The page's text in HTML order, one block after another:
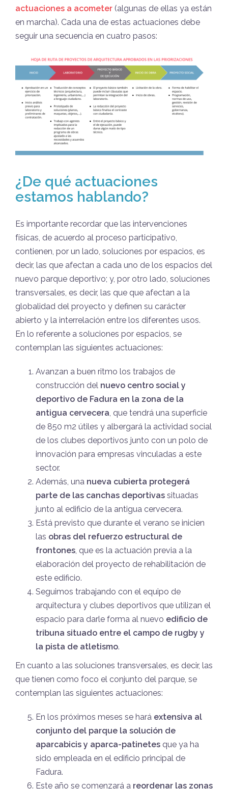
actuaciones a acometer (algunas de ellas ya están
en marcha). Cada una de estas actuaciones debe
seguir una secuencia en cuatro pasos:
¿De qué actuaciones
estamos hablando?
Es importante recordar que las intervenciones
físicas, de acuerdo al proceso participativo,
contienen, por un lado, soluciones por espacios, es
decir, las que afectan a cada uno de los espacios del
nuevo parque deportivo; y, por otro lado, soluciones
transversales, es decir, las que que afectan a la
globalidad del proyecto y definen su carácter
abierto y la interrelación entre los diferentes usos.
En lo referente a soluciones por espacios, se
contemplan las siguientes actuaciones:
Avanzan a buen ritmo los trabajos de
construcción del nuevo centro social y
deportivo de Fadura en la zona de la
antigua cervecera, que tendrá una superficie
de 850 m2 útiles y albergará la actividad social
de los clubes deportivos junto con un polo de
innovación para empresas vinculadas a este
sector.
Además, una nueva cubierta protegerá
parte de las canchas deportivas situadas
junto al edificio de la antigua cervecera.
Está previsto que durante el verano se inicien
las obras del refuerzo estructural de
frontones, que es la actuación previa a la
elaboración del proyecto de rehabilitación de
este edificio.
Seguimos trabajando con el equipo de
arquitectura y clubes deportivos que utilizan el
espacio para darle forma al nuevo edificio de
tribuna situado entre el campo de rugby y
la pista de atletismo.
En cuanto a las soluciones transversales, es decir, las
que tienen como foco el conjunto del parque, se
contemplan las siguientes actuaciones:
En los próximos meses se hará extensiva al
conjunto del parque la solución de
aparcabicis y aparca-patinetes que ya ha
sido empleada en el edificio principal de
Fadura.
Este año se comenzará a reordenar las zonas